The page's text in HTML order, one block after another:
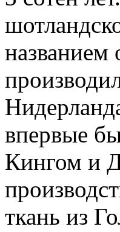
названием
впервые
Кингом и
ткань из